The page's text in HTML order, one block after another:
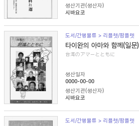
생산기관(생산자)
시바요코
도서/간행물류 > 리플렛/팜플렛
타이완의 아마와 함께(일문)
台湾のアマーとともに
생산일자
0000-00-00
생산기관(생산자)
시바요코
도서/간행물류 > 리플렛/팜플렛